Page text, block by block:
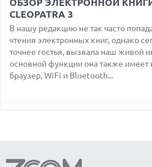
ДАННЫХ МИЛЛИОНОВ
ЭЛЕКТРИЧЕСКИЙ ПИКАП FORD
ПОВТОРИТ УСПЕХ
07.08.2026
OPENAI УБРАЛА ОГРАНИЧЕНИЯ
ВСЕХ ПОЛЬЗОВАТЕЛЕЙ CHATGPT
ANTHROPIC РАЗРАБАТЫВАЕТ
ОБЗОР ЭЛЕКТРОННОЙ КНИГИ
CLEOPATRA 3
В нашу редакцию не так часто
чтения электронных книг, однако
точнее гостья, вызвала наш живой
основной функции она также имеет
браузер, WiFi и Bluetooth...